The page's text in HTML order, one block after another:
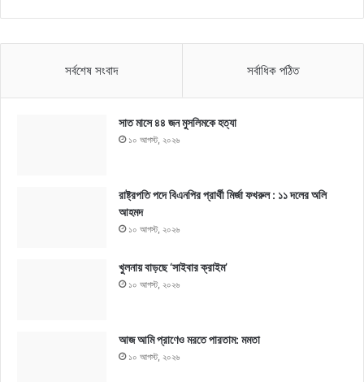
সর্বশেষ সংবাদ সর্বাধিক পঠিত
সাত মাসে ৪৪ জন মুসলিমকে হত্যা
১০ আগস্ট, ২০২৬
রাষ্ট্রপতি পদে বিএনপির প্রার্থী মির্জা ফখরুল : ১১ দলের অলি
আহমদ
১০ আগস্ট, ২০২৬
খুলনায় বাড়ছে ‘সাইবার ক্রাইম’
১০ আগস্ট, ২০২৬
আজ আমি প্রাণেও মরতে পারতাম: মমতা
১০ আগস্ট, ২০২৬